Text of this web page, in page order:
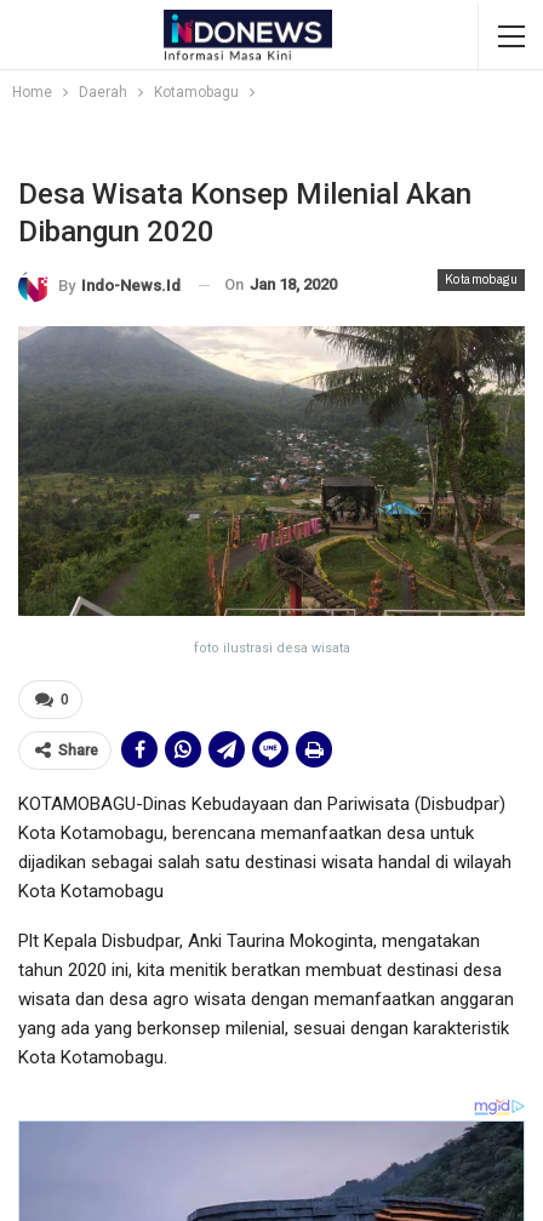
Home Daerah Kotamobagu
Desa Wisata Konsep Milenial Akan
Dibangun 2020
Kotamobagu
By Indo-News.id On Jan 18, 2020
foto ilustrasi desa wisata
0
Share
KOTAMOBAGU-Dinas Kebudayaan dan Pariwisata (Disbudpar)
Kota Kotamobagu, berencana memanfaatkan desa untuk
dijadikan sebagai salah satu destinasi wisata handal di wilayah
Kota Kotamobagu
Plt Kepala Disbudpar, Anki Taurina Mokoginta, mengatakan
tahun 2020 ini, kita menitik beratkan membuat destinasi desa
wisata dan desa agro wisata dengan memanfaatkan anggaran
yang ada yang berkonsep milenial, sesuai dengan karakteristik
Kota Kotamobagu.